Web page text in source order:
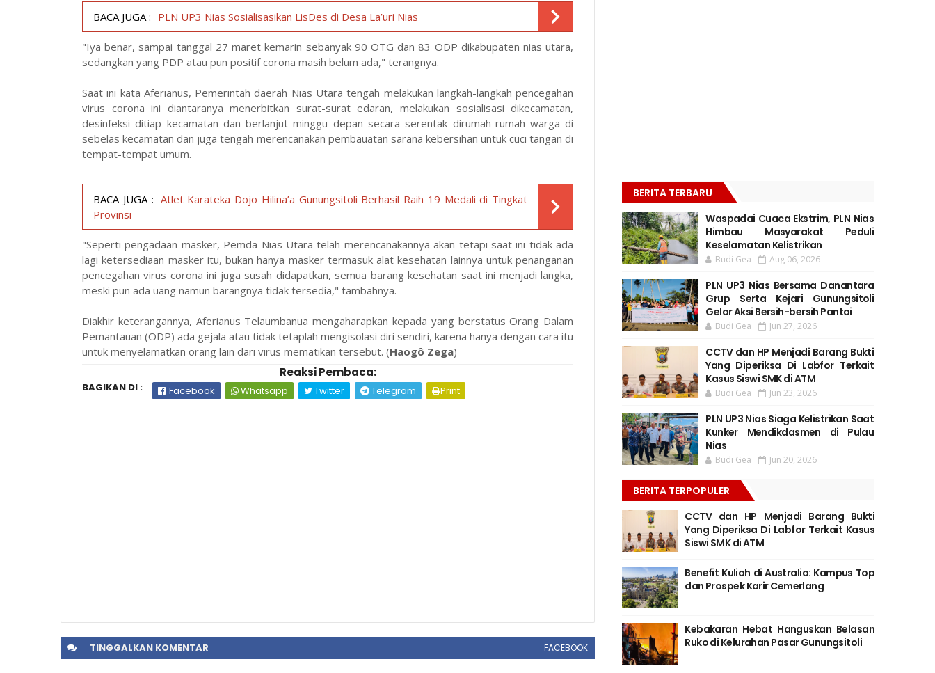
BACA JUGA : PLN UP3 Nias Sosialisasikan LisDes di Desa La’uri Nias
"Iya benar, sampai tanggal 27 maret kemarin sebanyak 90 OTG dan 83 ODP dikabupaten nias utara,
sedangkan yang PDP atau pun positif corona masih belum ada," terangnya.
Saat ini kata Aferianus, Pemerintah daerah Nias Utara tengah melakukan langkah-langkah pencegahan
virus corona ini diantaranya menerbitkan surat-surat edaran, melakukan sosialisasi dikecamatan,
desinfeksi ditiap kecamatan dan berlanjut minggu depan secara serentak dirumah-rumah warga di
sebelas kecamatan dan juga tengah merencanakan pembauatan sarana kebersihan untuk cuci tangan di
tempat-tempat umum.
BACA JUGA : Atlet Karateka Dojo Hilina’a Gunungsitoli Berhasil Raih 19 Medali di Tingkat
Provinsi
"Seperti pengadaan masker, Pemda Nias Utara telah merencanakannya akan tetapi saat ini tidak ada
lagi ketersediaan masker itu, bukan hanya masker termasuk alat kesehatan lainnya untuk penanganan
pencegahan virus corona ini juga susah didapatkan, semua barang kesehatan saat ini menjadi langka,
meski pun ada uang namun barangnya tidak tersedia," tambahnya.
Diakhir keterangannya, Aferianus Telaumbanua mengaharapkan kepada yang berstatus Orang Dalam
Pemantauan (ODP) ada gejala atau tidak tetaplah mengisolasi diri sendiri, karena hanya dengan cara itu
untuk menyelamatkan orang lain dari virus mematikan tersebut. (Haogô Zega)
Reaksi Pembaca:
BAGIKAN DI : Facebook Whatsapp Twitter Telegram Print
TINGGALKAN KOMENTAR FACEBOOK
BERITA TERBARU
Waspadai Cuaca Ekstrim, PLN Nias
Himbau Masyarakat Peduli
Keselamatan Kelistrikan
Budi Gea Aug 06, 2026
PLN UP3 Nias Bersama Danantara
Grup Serta Kejari Gunungsitoli
Gelar Aksi Bersih-bersih Pantai
Budi Gea Jun 27, 2026
CCTV dan HP Menjadi Barang Bukti
Yang Diperiksa Di Labfor Terkait
Kasus Siswi SMK di ATM
Budi Gea Jun 23, 2026
PLN UP3 Nias Siaga Kelistrikan Saat
Kunker Mendikdasmen di Pulau
Nias
Budi Gea Jun 20, 2026
BERITA TERPOPULER
CCTV dan HP Menjadi Barang Bukti
Yang Diperiksa Di Labfor Terkait Kasus
Siswi SMK di ATM
Benefit Kuliah di Australia: Kampus Top
dan Prospek Karir Cemerlang
Kebakaran Hebat Hanguskan Belasan
Ruko di Kelurahan Pasar Gunungsitoli